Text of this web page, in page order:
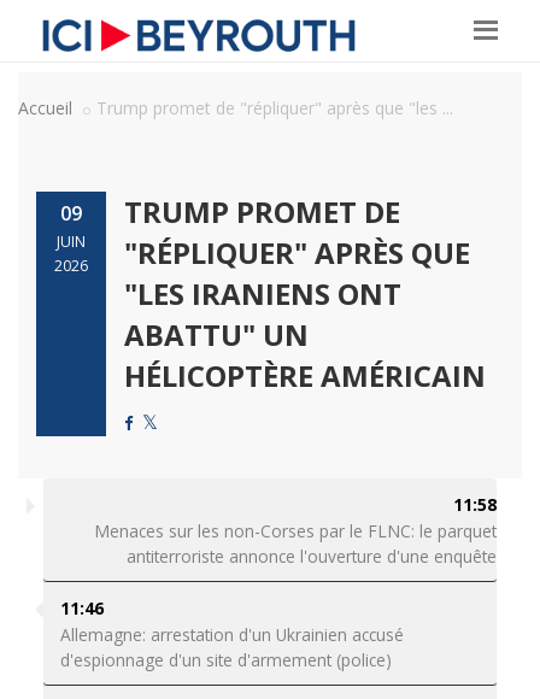
Accueil Trump promet de "répliquer" après que "les ...
09
JUIN
2026
TRUMP PROMET DE
"RÉPLIQUER" APRÈS QUE
"LES IRANIENS ONT
ABATTU" UN
HÉLICOPTÈRE AMÉRICAIN
11:58
Menaces sur les non-Corses par le FLNC: le parquet
antiterroriste annonce l'ouverture d'une enquête
11:46
Allemagne: arrestation d'un Ukrainien accusé
d'espionnage d'un site d'armement (police)